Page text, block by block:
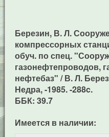
Березин, В. Л.
компрессорных
обуч. по спец.
газонефтепроводов,
нефтебаз" / В. Л.
Недра, -1985. -288c.
ББК: 39.7
Имеется в наличии: